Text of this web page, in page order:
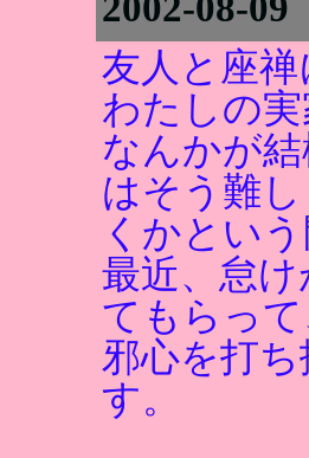
友人と座
わたしの
なんかが
はそう難
くかとい
最近、怠
てもらって
邪心を打
す。